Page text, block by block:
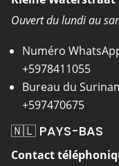
Ouvert du lundi au
Numéro
+5978411055
Bureau du
+597470675
🇳🇱 PAYS-BAS
Contact